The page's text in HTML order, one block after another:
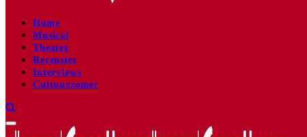
Home
Musical
Theater
Recensies
Interviews
Cultuurzomer